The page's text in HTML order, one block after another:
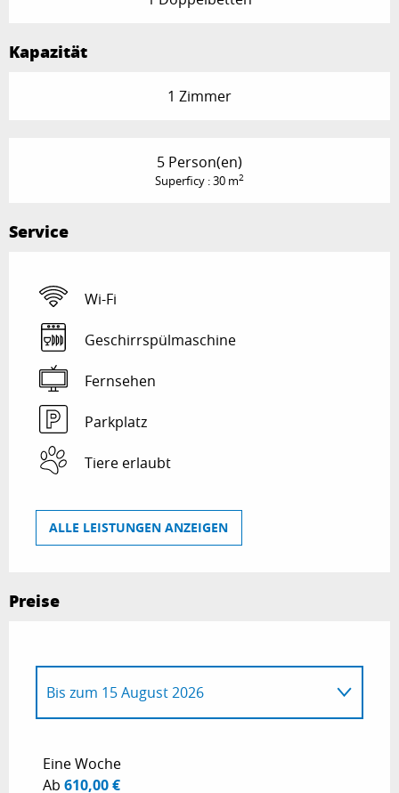
Kapazität
1 Zimmer
5 Person(en)
Superficy : 30 m2
Service
Wi-Fi
Geschirrspülmaschine
Fernsehen
Parkplatz
Tiere erlaubt
ALLE LEISTUNGEN ANZEIGEN
Preise
Bis zum 15 August 2026
Eine Woche
Ab 610,00 €